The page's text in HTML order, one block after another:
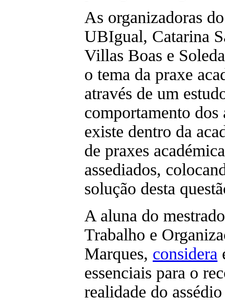
As organizadoras
UBIgual, Catarina
Villas Boas e
o tema da praxe
através de um
comportamento
existe dentro da
de praxes
assediados,
solução desta
A aluna do
Trabalho e
Marques, considera
essenciais para o
realidade do